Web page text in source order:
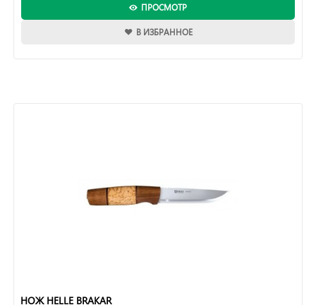
ПРОСМОТР
В ИЗБРАННОЕ
НОЖ HELLE BRAKAR